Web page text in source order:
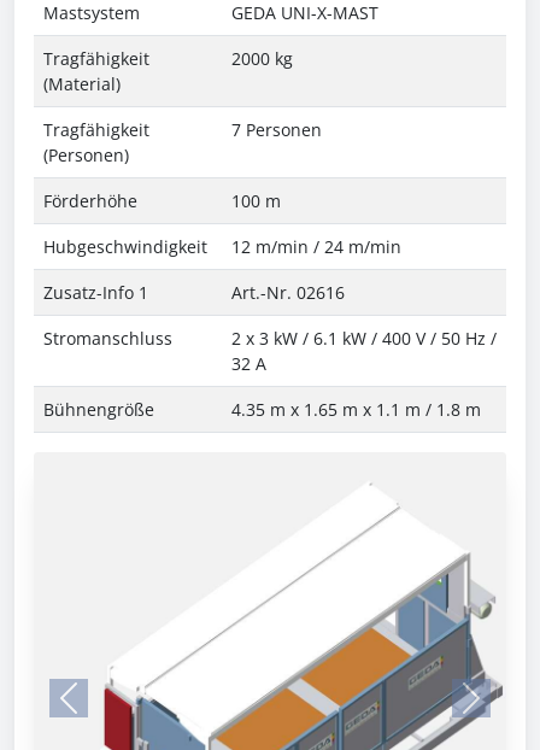
Mastsystem
GEDA UNI-X-MAST
Tragfähigkeit
(Material)
2000 kg
Tragfähigkeit
(Personen)
7 Personen
Förderhöhe
100 m
Hubgeschwindigkeit
12 m/min / 24 m/min
Zusatz-Info 1
Art.-Nr. 02616
Stromanschluss
2 x 3 kW / 6.1 kW / 400 V / 50 Hz /
32 A
Bühnengröße
4.35 m x 1.65 m x 1.1 m / 1.8 m
Previous Next